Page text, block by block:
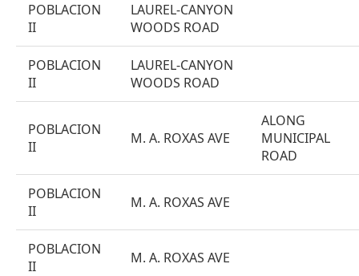
POBLACION
II
LAUREL-CANYON
WOODS ROAD
POBLACION
II
LAUREL-CANYON
WOODS ROAD
POBLACION
II
M. A. ROXAS AVE
ALONG
MUNICIPAL
ROAD
POBLACION
II
M. A. ROXAS AVE
POBLACION
II
M. A. ROXAS AVE